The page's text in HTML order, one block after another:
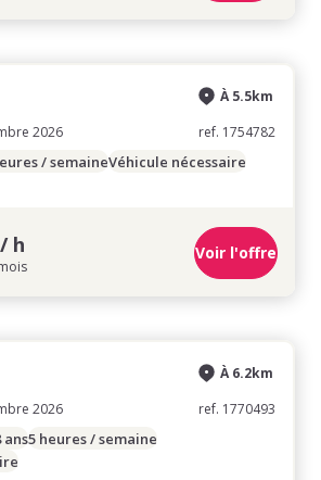
2026
À 5.5km
ref. 1754782
/ semaineVéhicule nécessaire
h Voir l'offre
2026
À 6.2km
ref. 1770493
ans5 heures / semaine